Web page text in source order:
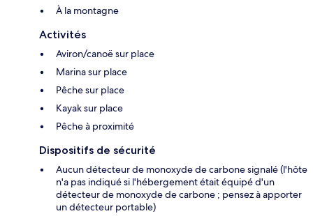
À la montagne
Activités
Aviron/canoë sur place
Marina sur place
Pêche sur place
Kayak sur place
Pêche à proximité
Dispositifs de sécurité
Aucun détecteur de monoxyde de carbone signalé (l'hôte
n'a pas indiqué si l'hébergement était équipé d'un
détecteur de monoxyde de carbone ; pensez à apporter
un détecteur portable)